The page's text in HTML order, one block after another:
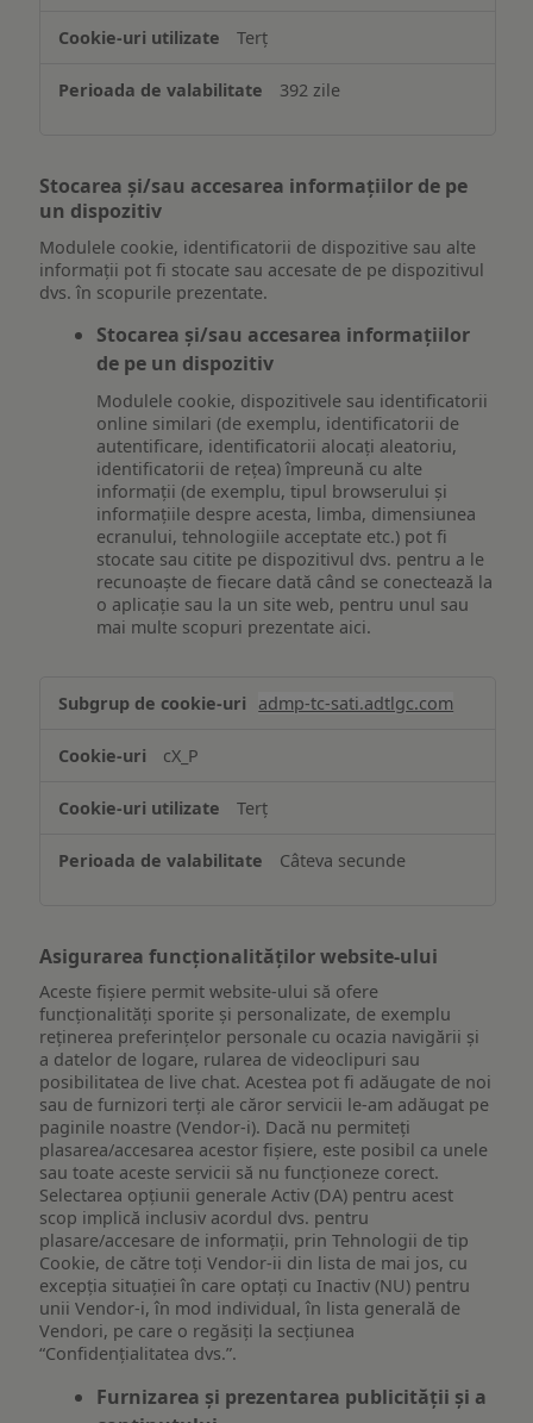
Terț
392 zile
Stocarea și/sau accesarea informațiilor de pe
un dispozitiv
Modulele cookie, identificatorii de dispozitive sau alte
informații pot fi stocate sau accesate de pe dispozitivul
dvs. în scopurile prezentate.
Stocarea și/sau accesarea informațiilor
de pe un dispozitiv
Modulele cookie, dispozitivele sau identificatorii
online similari (de exemplu, identificatorii de
autentificare, identificatorii alocați aleatoriu,
identificatorii de rețea) împreună cu alte
informații (de exemplu, tipul browserului și
informațiile despre acesta, limba, dimensiunea
ecranului, tehnologiile acceptate etc.) pot fi
stocate sau citite pe dispozitivul dvs. pentru a le
recunoaște de fiecare dată când se conectează la
o aplicație sau la un site web, pentru unul sau
mai multe scopuri prezentate aici.
și/sau
informațiilor
pe
dispozitiv
admp-tc-sati.adtlgc.com
cX_P
Terț
Câteva secunde
Asigurarea funcționalităților website-ului
Aceste fișiere permit website-ului să ofere
funcționalități sporite și personalizate, de exemplu
reţinerea preferinţelor personale cu ocazia navigării și
a datelor de logare, rularea de videoclipuri sau
posibilitatea de live chat. Acestea pot fi adăugate de noi
sau de furnizori terți ale căror servicii le-am adăugat pe
paginile noastre (Vendor-i). Dacă nu permiteți
plasarea/accesarea acestor fișiere, este posibil ca unele
sau toate aceste servicii să nu funcționeze corect.
Selectarea opțiunii generale Activ (DA) pentru acest
scop implică inclusiv acordul dvs. pentru
plasare/accesare de informații, prin Tehnologii de tip
Cookie, de către toți Vendor-ii din lista de mai jos, cu
excepția situației în care optați cu Inactiv (NU) pentru
unii Vendor-i, în mod individual, în lista generală de
Vendori, pe care o regăsiți la secțiunea
“Confidențialitatea dvs.”.
Furnizarea și prezentarea publicității și a